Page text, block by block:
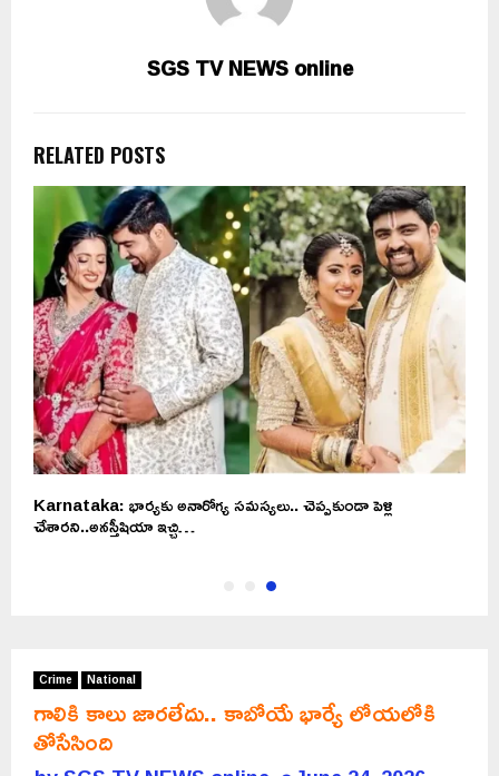
SGS TV NEWS online
RELATED POSTS
Karnataka: భార్యకు అనారోగ్య సమస్యలు.. చెప్పకుండా పెళ్లి
చేశారని..అనస్తీషియా ఇచ్చి…
Crime National
గాలికి కాలు జారలేదు.. కాబోయే భార్యే లోయలోకి
తోసేసింది